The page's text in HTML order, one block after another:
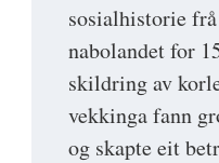
sosialhistorie
nabolandet for
skildring av
vekkinga fann
og skapte eit